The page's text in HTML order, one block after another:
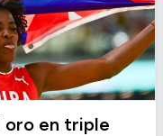
oro en triple